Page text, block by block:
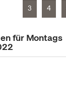
3 4
für Montags